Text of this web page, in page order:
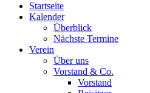
Startseite
Kalender
Überblick
Nächste Termine
Verein
Über uns
Vorstand & Co.
Vorstand